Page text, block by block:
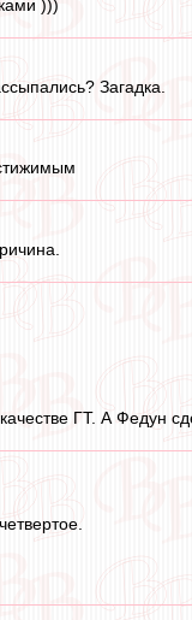
)))
Загадка.
ГТ. А Федун